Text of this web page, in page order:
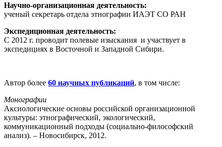
Научно-организационная деятельность:
ученый секретарь отдела этнографии ИАЭТ СО РАН
Экспедиционная деятельность:
С 2012 г. проводит полевые изыскания и участвует в
экспедициях в Восточной и Западной Сибири.
Автор более 60 научных публикаций, в том числе:
Монографии
Аксиологические основы российской организационной
культуры: этнографический, экологический,
коммуникационный подходы (социально-философский
анализ). – Новосибирск, 2012.